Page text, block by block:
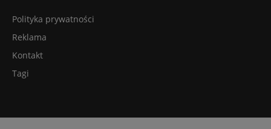
Polityka prywatności
Reklama
Kontakt
Tagi